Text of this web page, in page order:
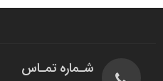
شـماره تمـاس